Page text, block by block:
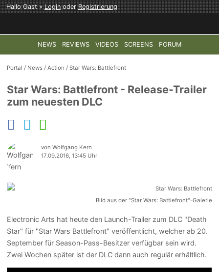
Hallo Gast »LoginoderRegistrierung
NEWS REVIEWS VIDEOS SCREENS FORUM
TOP-THEMEN: COD: MODERN WARFARE 4 HALO:
Portal / News /Action /Star Wars: Battlefront
Star Wars: Battlefront - Release-Trailer
zum neuesten DLC
von Wolfgang Kern
17.09.2016, 13:45 Uhr
Bild aus der "Star Wars: Battlefront"-Galerie
Electronic Arts hat heute den Launch-Trailer zum DLC "Death
Star" für "Star Wars Battlefront" veröffentlicht, welcher ab 20.
September für Season-Pass-Besitzer verfügbar sein wird.
Zwei Wochen später ist der DLC dann auch regulär erhältlich.